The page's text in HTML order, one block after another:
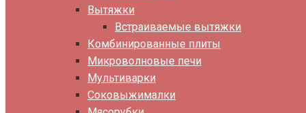
Вытяжки
Встраиваемые вытяжки
Комбинированные плиты
Микроволновые печи
Мультиварки
Соковыжималки